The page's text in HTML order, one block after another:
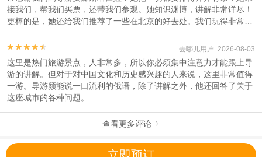
接我们，帮我们买票，还带我们参观。她知识渊博，讲解非常详尽！
更棒的是，她还给我们推荐了一些在北京的好去处。我们玩得非常开

 去哪儿用户 2026-08-03
这里是热门旅游景点，人非常多，所以你必须集中注意力才能跟上导
游的讲解。但对于对中国文化和历史感兴趣的人来说，这里非常值得
一游。导游颜能说一口流利的俄语，除了讲解之外，他还回答了关于
这座城市的各种问题。
查看更多评论 